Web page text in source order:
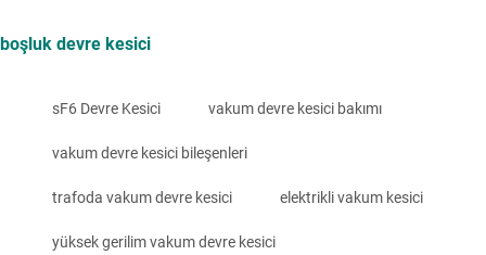
boşluk devre kesici
sF6 Devre Kesici vakum devre kesici bakımı
vakum devre kesici bileşenleri
trafoda vakum devre kesici elektrikli vakum kesici
yüksek gerilim vakum devre kesici